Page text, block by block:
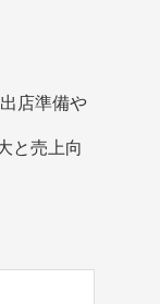
店準備や
と売上向